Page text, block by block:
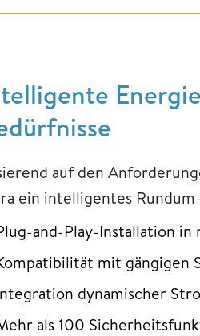
auf den
ein intelligentes
and-Play-Installation
mit gängigen
dynamischer
als 100